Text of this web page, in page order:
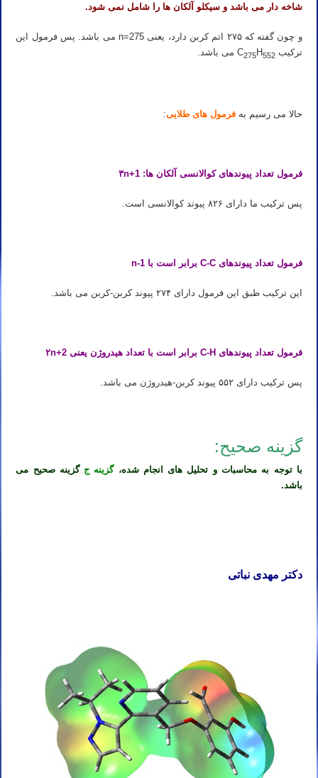
شاخه دار می باشد و سیکلو آلکان ها را شامل نمی شود.
و چون گفته که ۲۷۵ اتم کربن دارد، یعنی n=275 می باشد. پس فرمول این
ترکیب C
275H552 می باشد.
حالا می رسیم بهفرمول های طلایی:
فرمول تعداد پیوندهای کوالانسی آلکان ها: ۳n+1
پس ترکیب ما دارای ۸۲۶ پیوند کوالانسی است.
فرمول تعداد پیوندهای C-C برابر است با n-1
این ترکیب طبق این فرمول دارای ۲۷۴ پیوند کربن-کربن می باشد.
فرمول تعداد پیوندهای C-H برابر است با تعداد هیدروژن یعنی ۲n+2
پس ترکیب دارای ۵۵۲ پیوند کربن-هیدروژن می باشد.
گزینه صحیح:
با توجه به محاسبات و تحلیل های انجام شده،گزینه ج گزینه صحیح می
باشد.
دکتر مهدی نباتی